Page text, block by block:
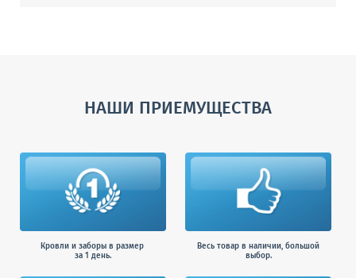
НАШИ ПРИЕМУЩЕСТВА
Кровли и заборы в размер
за 1 день.
Весь товар в наличии, большой
выбор.